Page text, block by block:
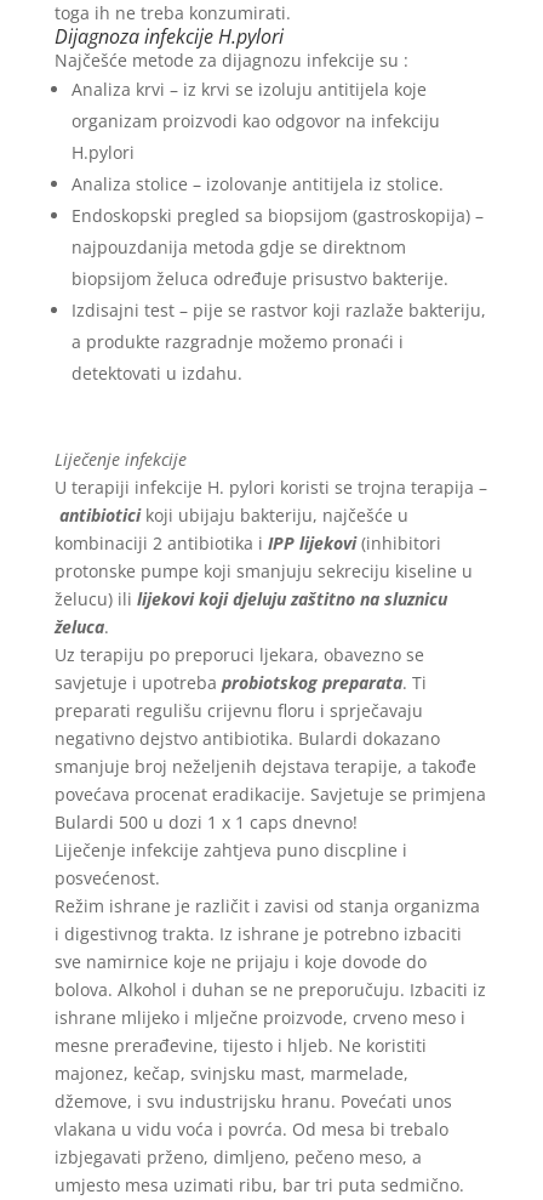
toga ih ne treba konzumirati.
Dijagnoza infekcije H.pylori
Najčešće metode za dijagnozu infekcije su :
Analiza krvi – iz krvi se izoluju antitijela koje
organizam proizvodi kao odgovor na infekciju
H.pylori
Analiza stolice – izolovanje antitijela iz stolice.
Endoskopski pregled sa biopsijom (gastroskopija) –
najpouzdanija metoda gdje se direktnom
biopsijom želuca određuje prisustvo bakterije.
Izdisajni test – pije se rastvor koji razlaže bakteriju,
a produkte razgradnje možemo pronaći i
detektovati u izdahu.
Liječenje infekcije
U terapiji infekcije H. pylori koristi se trojna terapija –
antibioticikoji ubijaju bakteriju, najčešće u
kombinaciji 2 antibiotika i IPP lijekovi(inhibitori
protonske pumpe koji smanjuju sekreciju kiseline u
želucu) ili lijekovi koji djeluju zaštitno na sluznicu
želuca.
Uz terapiju po preporuci ljekara, obavezno se
savjetuje i upotreba probiotskog preparata. Ti
preparati regulišu crijevnu floru i sprječavaju
negativno dejstvo antibiotika. Bulardi dokazano
smanjuje broj neželjenih dejstava terapije, a takođe
povećava procenat eradikacije. Savjetuje se primjena
Bulardi 500 u dozi 1 x 1 caps dnevno!
Liječenje infekcije zahtjeva puno discpline i
posvećenost.
Režim ishrane je različit i zavisi od stanja organizma
i digestivnog trakta. Iz ishrane je potrebno izbaciti
sve namirnice koje ne prijaju i koje dovode do
bolova. Alkohol i duhan se ne preporučuju. Izbaciti iz
ishrane mlijeko i mlječne proizvode, crveno meso i
mesne prerađevine, tijesto i hljeb. Ne koristiti
majonez, kečap, svinjsku mast, marmelade,
džemove, i svu industrijsku hranu. Povećati unos
vlakana u vidu voća i povrća. Od mesa bi trebalo
izbjegavati prženo, dimljeno, pečeno meso, a
umjesto mesa uzimati ribu, bar tri puta sedmično.